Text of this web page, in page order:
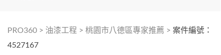
PRO360 > 油漆工程 > 桃園市八德區專家推薦 > 案件編號：
4527167